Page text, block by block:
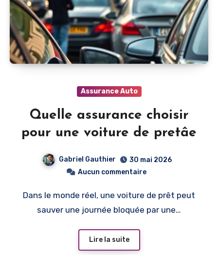
Assurance Auto
Quelle assurance choisir
pour une voiture de pretâe
Gabriel Gauthier
30 mai 2026
Aucun commentaire
Dans le monde réel, une voiture de prêt peut
sauver une journée bloquée par une…
Lire la suite